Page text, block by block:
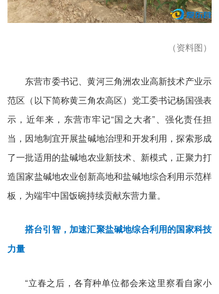
（资料图）
东营市委书记、黄河三角洲农业高新技术产业示
范区（以下简称黄三角农高区）党工委书记杨国强表
示，近年来，东营市牢记“国之大者”、强化责任担
当，因地制宜开展盐碱地治理和开发利用，探索形成
了一批适用的盐碱地农业新技术、新模式，正聚力打
造国家盐碱地农业创新高地和盐碱地综合利用示范样
板，为端牢中国饭碗持续贡献东营力量。
搭台引智，加速汇聚盐碱地综合利用的国家科技
力量
“立春之后，各育种单位都会来这里察看自家小